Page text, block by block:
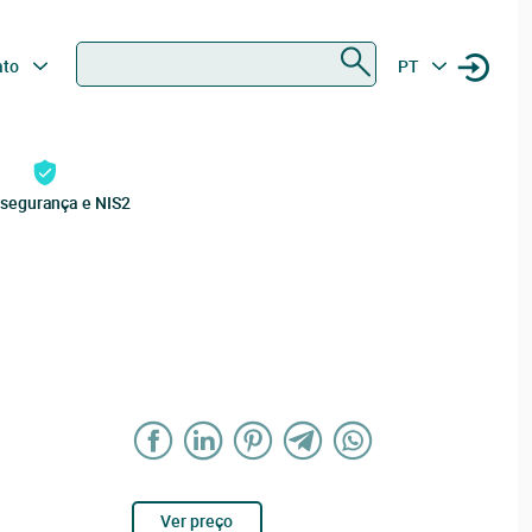
PT
e NIS2
Ver preço